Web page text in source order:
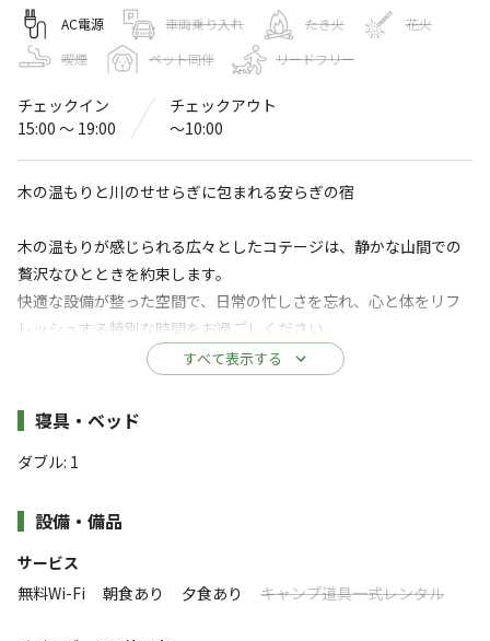
AC電源 車両乗り入れ たき火
花火
喫煙
ペット同伴 リードフリー
チェックイン
15:00 〜 19:00
チェックアウト
〜10:00
木の温もりと川のせせらぎに包まれる安らぎの宿
木の温もりが感じられる広々としたコテージは、静かな山間での
贅沢なひとときを約束します。
快適な設備が整った空間で、日常の忙しさを忘れ、心と体をリフ
レッシュする特別な時間をお過ごしください。
★まるみ豚しゃぶしゃぶ
【夕食】
・しゃぶしゃぶ(2人前より)
・まるみ豚お肉セット
・ご飯
すべて表示する
施設詳細
寝具・ベッド
ダブル: 1
設備・備品
サービス
無料Wi-Fi
朝食あり 夕食あり キャンプ道具一式レンタル
Googleマップで見る
ドッグラン 水洗トイレ
駐車場
サウナ
売店
自動販売機
※詳しくは「キャンプ場情報 」をご確認ください。
満天の星空、癒しのグランピングリゾート
STELLA RESORT
中で過ごす特別な時間を提供するグランピング施設です。
尽くせないほど。
透きとおる川の流れが心を癒し、その清らかさに触れ、圧
倒的な大自然ならではの非日常な時間を過ごすことができ
ます。
このキャンプ場の特徴